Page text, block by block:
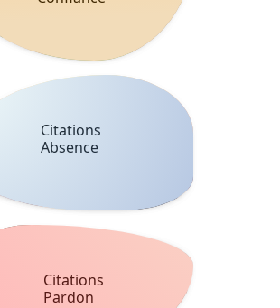
Citations
Absence
Citations
Pardon